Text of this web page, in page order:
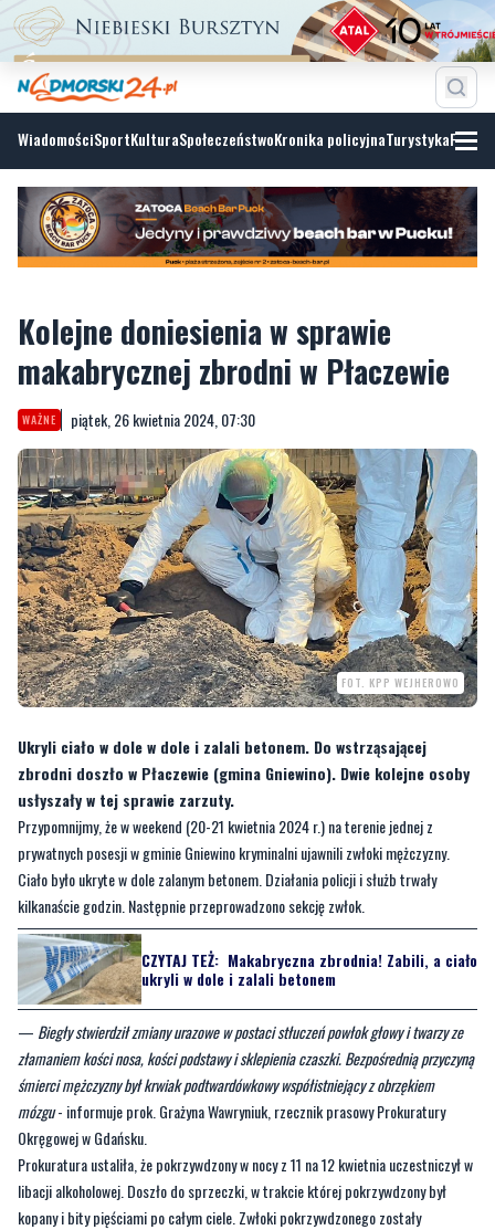
WiadomościSportKulturaSpołeczeństwoKronika policyjnaTurystyka
Kolejne doniesienia w sprawie
makabrycznej zbrodni w Płaczewie
WAŻNE piątek, 26 kwietnia 2024, 07:30
FOT. KPP WEJHEROWO
Ukryli ciało w dole w dole i zalali betonem. Do wstrząsającej
zbrodni doszło w Płaczewie (gmina Gniewino). Dwie kolejne osoby
usłyszały w tej sprawie zarzuty.
Przypomnijmy, że w weekend (20-21 kwietnia 2024 r.) na terenie jednej z
prywatnych posesji w gminie Gniewino kryminalni ujawnili zwłoki mężczyzny.
Ciało było ukryte w dole zalanym betonem. Działania policji i służb trwały
kilkanaście godzin. Następnie przeprowadzono sekcję zwłok.
CZYTAJ TEŻ: Makabryczna zbrodnia! Zabili, a ciało
ukryli w dole i zalali betonem
— Biegły stwierdził zmiany urazowe w postaci stłuczeń powłok głowy i twarzy ze
złamaniem kości nosa, kości podstawy i sklepienia czaszki. Bezpośrednią przyczyną
śmierci mężczyzny był krwiak podtwardówkowy współistniejący z obrzękiem
mózgu- informuje prok. Grażyna Wawryniuk, rzecznik prasowy Prokuratury
Okręgowej w Gdańsku.
Prokuratura ustaliła, że pokrzywdzony w nocy z 11 na 12 kwietnia uczestniczył w
libacji alkoholowej. Doszło do sprzeczki, w trakcie której pokrzywdzony był
kopany i bity pięściami po całym ciele. Zwłoki pokrzywdzonego zostały